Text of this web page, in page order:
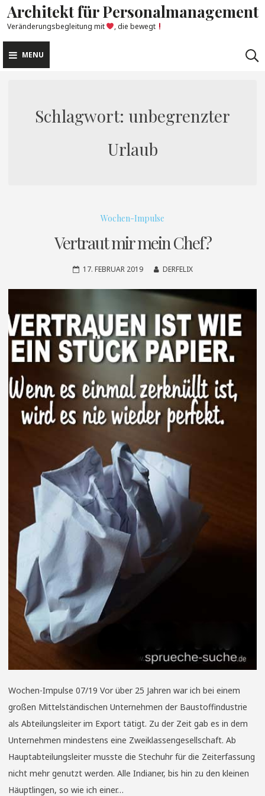
Skip
to
content
Architekt für Personalmanagement
Veränderungsbegleitung mit , die bewegt
MENU
Schlagwort: unbegrenzter
Urlaub
Wochen-Impulse
Vertraut mir mein Chef?
17. FEBRUAR 2019 DERFELIX
Wochen-Impulse 07/19 Vor über 25 Jahren war ich bei einem
großen Mittelständischen Unternehmen der Baustoffindustrie
als Abteilungsleiter im Export tätigt. Zu der Zeit gab es in dem
Unternehmen mindestens eine Zweiklassengesellschaft. Ab
Hauptabteilungsleiter musste die Stechuhr für die Zeiterfassung
nicht mehr genutzt werden. Alle Indianer, bis hin zu den kleinen
Häuptlingen, so wie ich einer…